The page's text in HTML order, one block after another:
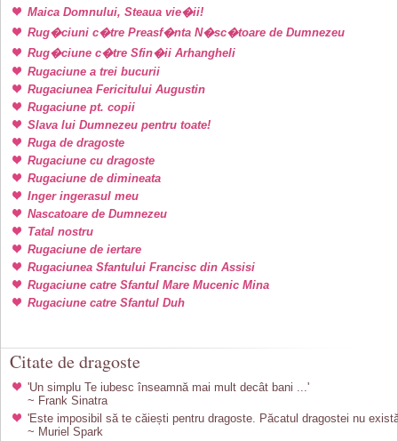
Maica Domnului, Steaua vie�ii!
Rug�ciuni c�tre Preasf�nta N�sc�toare de Dumnezeu
Rug�ciune c�tre Sfin�ii Arhangheli
Rugaciune a trei bucurii
Rugaciunea Fericitului Augustin
Rugaciune pt. copii
Slava lui Dumnezeu pentru toate!
Ruga de dragoste
Rugaciune cu dragoste
Rugaciune de dimineata
Inger ingerasul meu
Nascatoare de Dumnezeu
Tatal nostru
Rugaciune de iertare
Rugaciunea Sfantului Francisc din Assisi
Rugaciune catre Sfantul Mare Mucenic Mina
Rugaciune catre Sfantul Duh
Citate de dragoste
'Un simplu Te iubesc înseamnă mai mult decât bani ...'
~ Frank Sinatra
'Este imposibil să te căiești pentru dragoste. Păcatul dragostei nu
~ Muriel Spark